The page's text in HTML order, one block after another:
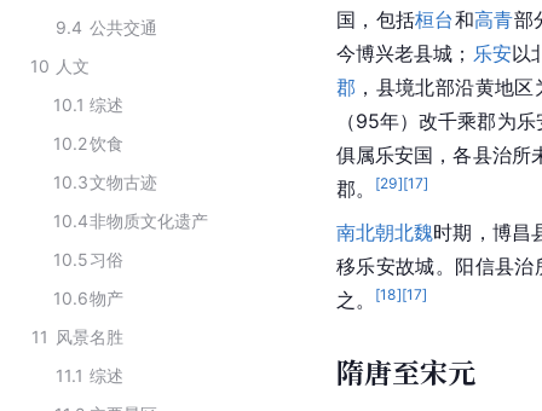
9.4 公共交通
10 人文
10.1 综述
10.2饮食
10.3文物古迹
10.4非物质文化遗产
10.5习俗
10.6物产
11 风景名胜
11.1 综述
国，包括桓台和高青部
今博兴老县城； 乐安以
郡 ，县境北部沿黄地
（95年）改千乘郡为
俱属乐安国，各县治所
郡。
[29][17]
南北朝北魏时期，博昌
移乐安故城。阳信县
之。
[18][17]
隋唐至宋元